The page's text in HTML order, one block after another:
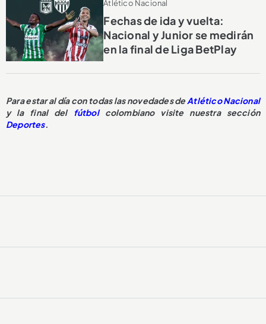
Atlético Nacional
Fechas de ida y vuelta:
Nacional y Junior se medirán
en la final de Liga BetPlay
Para estar al día con todas las novedades deAtlético Nacional
y la final del
fútbol colombiano visite nuestra sección
Deportes.